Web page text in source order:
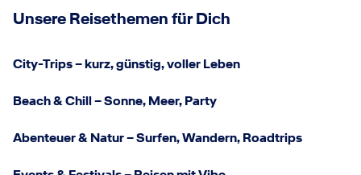
Unsere Reisethemen für Dich
City-Trips – kurz, günstig, voller Leben
Beach & Chill – Sonne, Meer, Party
Abenteuer & Natur – Surfen, Wandern, Roadtrips